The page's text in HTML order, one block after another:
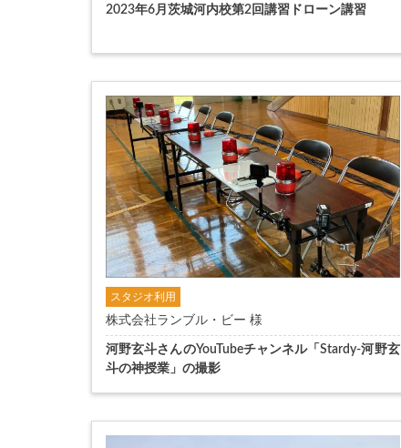
2023年6月茨城河内校第2回講習ドローン講習
スタジオ利用
株式会社ランブル・ビー 様
河野玄斗さんのYouTubeチャンネル「Stardy-河野玄
斗の神授業」の撮影